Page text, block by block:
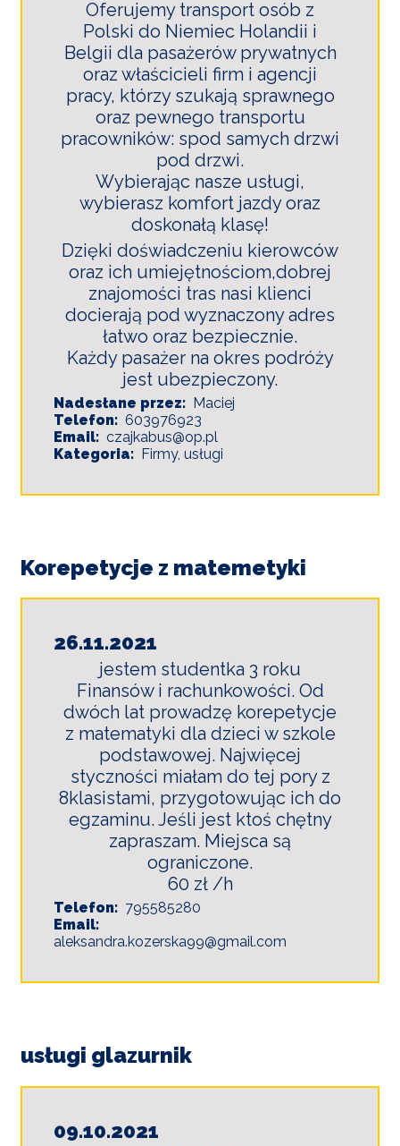
Oferujemy transport osób z
Polski do Niemiec Holandii i
Belgii dla pasażerów prywatnych
oraz właścicieli firm i agencji
pracy, którzy szukają sprawnego
oraz pewnego transportu
pracowników: spod samych drzwi
pod drzwi.
Wybierając nasze usługi,
wybierasz komfort jazdy oraz
doskonałą klasę!
Dzięki doświadczeniu kierowców
oraz ich umiejętnościom,dobrej
znajomości tras nasi klienci
docierają pod wyznaczony adres
łatwo oraz bezpiecznie.
Każdy pasażer na okres podróży
jest ubezpieczony.
Nadesłane przez
Maciej
Telefon
603976923
Email
czajkabus@op.pl
Kategoria
Firmy, usługi
Korepetycje z matemetyki
26.11.2021
jestem studentka 3 roku
Finansów i rachunkowości. Od
dwóch lat prowadzę korepetycje
z matematyki dla dzieci w szkole
podstawowej. Najwięcej
styczności miałam do tej pory z
8klasistami, przygotowując ich do
egzaminu. Jeśli jest ktoś chętny
zapraszam. Miejsca są
ograniczone.
60 zł /h
Telefon
795585280
Email
aleksandra.kozerska99@gmail.com
usługi glazurnik
09.10.2021